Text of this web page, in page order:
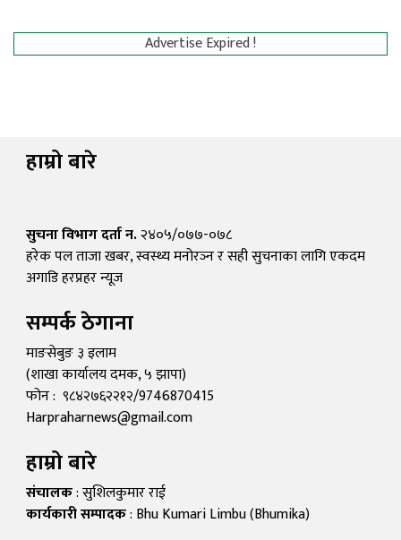
Advertise Expired !
हाम्रो बारे
सुचना विभाग दर्ता न.२४०५/०७७-०७८
हरेक पल ताजा खबर, स्वस्थ्य मनोरञ्न र सही सुचनाका लागि एकदम
अगाडि हरप्रहर न्यूज
सम्पर्क ठेगाना
माङसेबुङ ३ इलाम
(शाखा कार्यालय दमक, ५ झापा)
फोन : ९८४२७६२२१२/9746870415
Harpraharnews@gmail.com
हाम्रो बारे
संचालक: सुशिलकुमार राई
कार्यकारी सम्पादक: Bhu Kumari Limbu (Bhumika)